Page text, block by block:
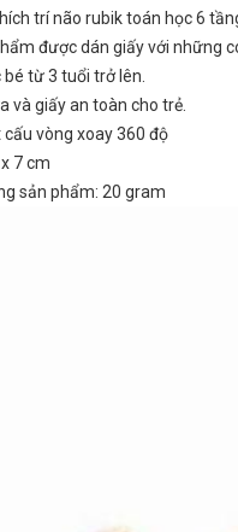
trí não rubik toán học 6
được dán giấy với những
từ 3 tuổi trở lên.
và giấy an toàn cho trẻ.
vòng xoay 360 độ
7 cm
sản phẩm: 20 gram